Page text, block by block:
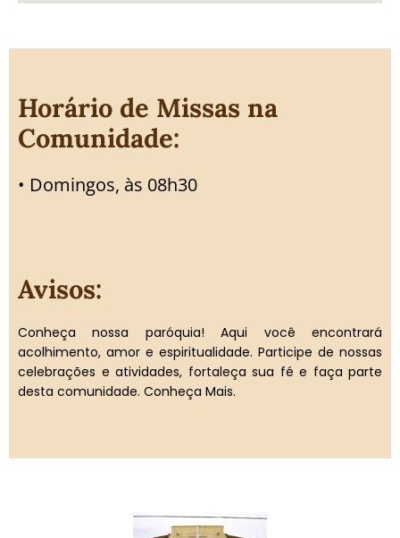
Horário de Missas na
Comunidade:
• Domingos, às 08h30
Avisos:
Conheça nossa paróquia! Aqui você encontrará
acolhimento, amor e espiritualidade. Participe de nossas
celebrações e atividades, fortaleça sua fé e faça parte
desta comunidade. Conheça Mais.